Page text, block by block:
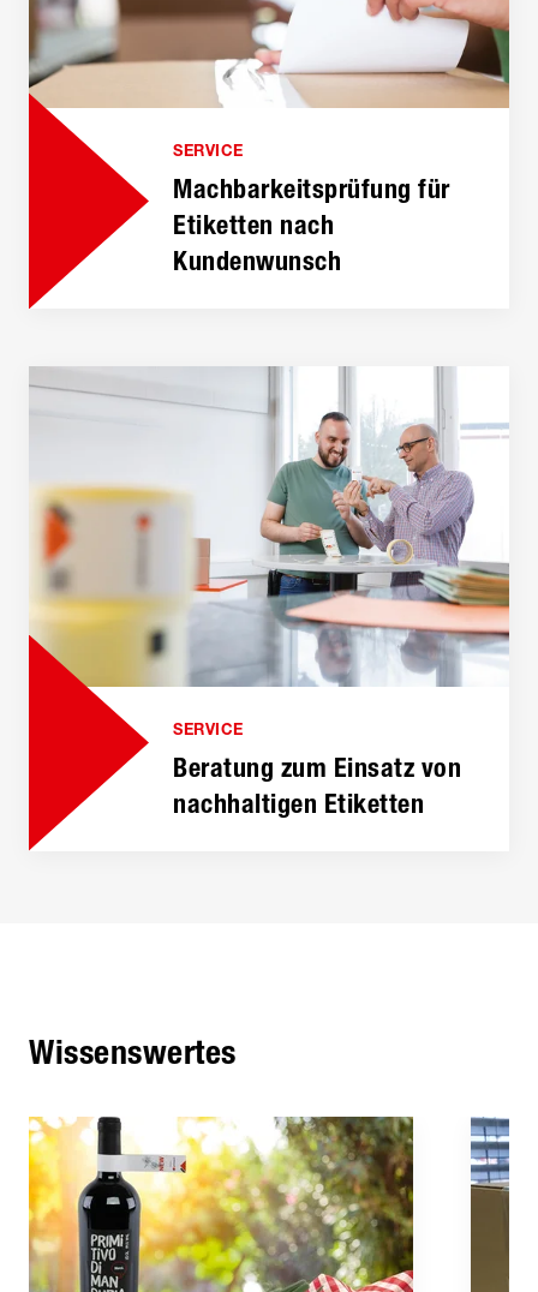
SERVICE
Machbarkeits­prüfung für
Etiketten nach
Kundenwunsch
SERVICE
Beratung zum Einsatz von
nachhaltigen Etiketten
Wissenswertes